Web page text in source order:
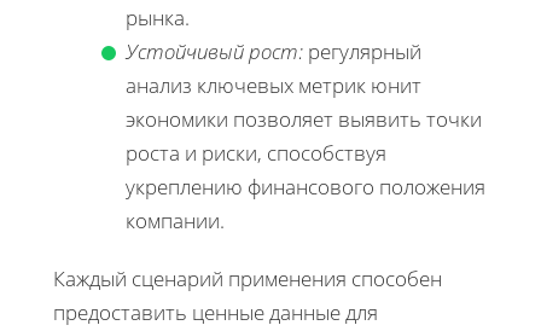
рынка.
Устойчивый рост: регулярный
анализ ключевых метрик юнит
экономики позволяет выявить точки
роста и риски, способствуя
укреплению финансового положения
компании.
Каждый сценарий применения способен
предоставить ценные данные для